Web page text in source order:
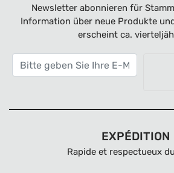
Newsletter abonnieren für
Information über neue Produkte
erscheint ca.
EXPÉDITION
Rapide et respectueux